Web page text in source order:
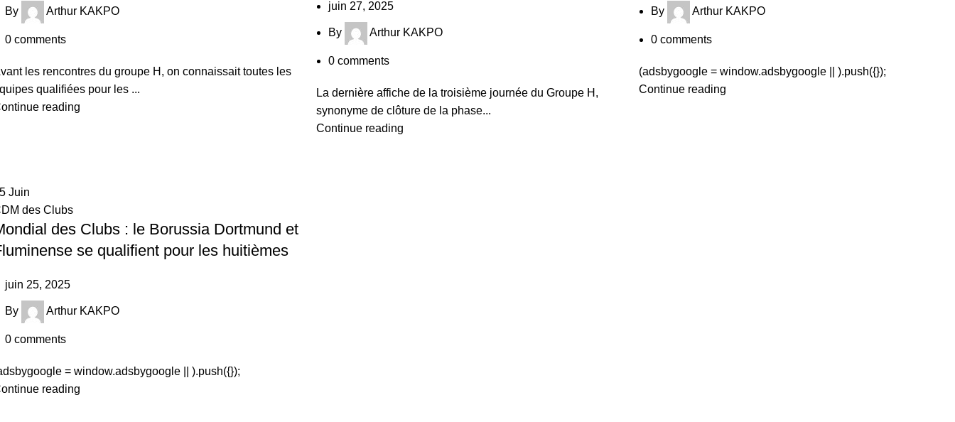
By Arthur KAKPO
0 comments
les rencontres du groupe H, on connaissait toutes les
qualifiées pour les ...
reading
juin 27, 2025
By Arthur KAKPO
0 comments
La dernière affiche de la troisième journée du Groupe H,
synonyme de clôture de la phase...
Continue reading
By Arthur KAKPO
0 comments
(adsbygoogle = window.adsbygoogle || ).push({});
Continue reading
Juin
des Clubs
des Clubs : le Borussia Dortmund et
se qualifient pour les huitièmes
juin 25, 2025
By Arthur KAKPO
0 comments
= window.adsbygoogle || ).push({});
reading